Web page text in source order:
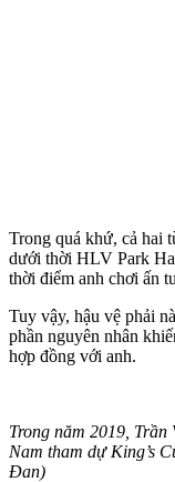
Trong quá khứ, cả hai
dưới thời HLV Park
thời điểm anh chơi ấn
Tuy vậy, hậu vệ phải
phần nguyên nhân
hợp đồng với anh.
Trong năm 2019,
Nam tham dự King’s
Đan)